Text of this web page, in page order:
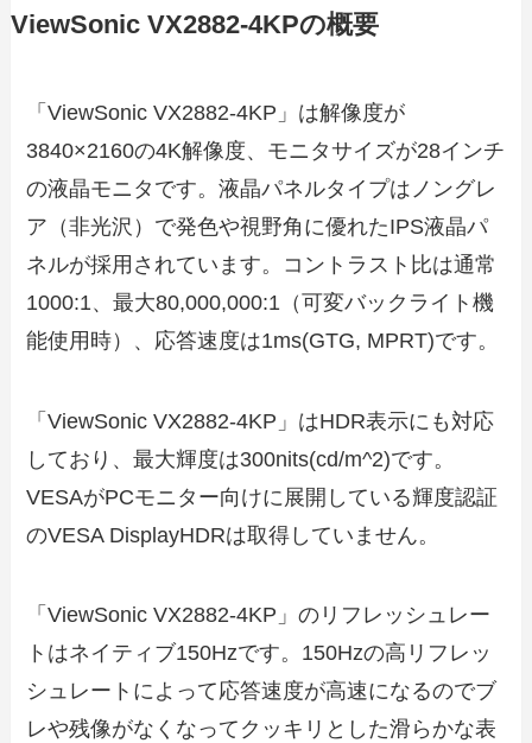
ViewSonic VX2882-4KPの概要
「ViewSonic VX2882-4KP」は解像度が
3840×2160の4K解像度、モニタサイズが28インチ
の液晶モニタです。液晶パネルタイプはノングレ
ア（非光沢）で発色や視野角に優れたIPS液晶パ
ネルが採用されています。コントラスト比は通常
1000:1、最大80,000,000:1（可変バックライト機
能使用時）、応答速度は1ms(GTG, MPRT)です。
「ViewSonic VX2882-4KP」はHDR表示にも対応
しており、最大輝度は300nits(cd/m^2)です。
VESAがPCモニター向けに展開している輝度認証
のVESA DisplayHDRは取得していません。
「ViewSonic VX2882-4KP」のリフレッシュレー
トはネイティブ150Hzです。150Hzの高リフレッ
シュレートによって応答速度が高速になるのでブ
レや残像がなくなってクッキリとした滑らかな表